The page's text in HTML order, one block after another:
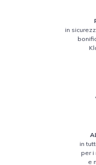
in
in
per i
e